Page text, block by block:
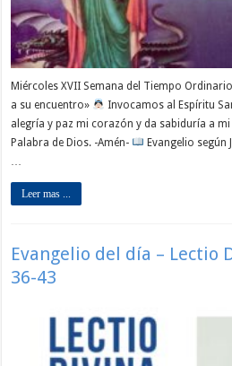
Miércoles XVII Semana del Tiempo
a su encuentro»
Invocamos al Espíritu
alegría y paz mi corazón y da sabiduría a
Palabra de Dios. -Amén-
Evangelio según
…
Leer mas ...
Evangelio del día – Lectio
36-43